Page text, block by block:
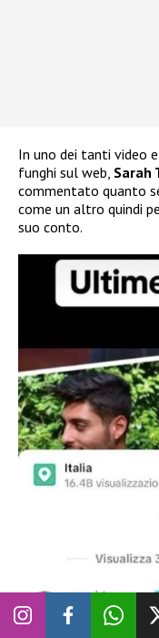
In uno dei tanti video
funghi sul web, Sarah
commentato quanto
come un altro quindi
suo conto.